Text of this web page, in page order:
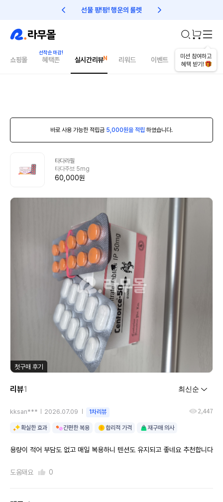
선물 팡!팡! 행운의 룰렛 친구초대 1만원 리워드!
미션 참여하고
혜택 받기!
쇼핑몰 혜택존 실시간리뷰 리워드 이벤트 건강매거진
바로 사용 가능한 적립금 5,000원을 적립 하였습니다.
타다라필
타다주브 5mg
60,000원
첫구매 후기
리뷰1
kksan*** 2026.07.09 1차리뷰 2,447
확실한 효과 간편한 복용 합리적 가격 재구매 의사
용량이 적어 부담도 없고 매일 복용하니 텐션도 유지되고 좋네요 추천합니다
도움돼요 0